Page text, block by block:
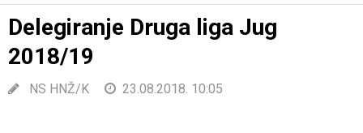
Delegiranje Druga liga Jug
2018/19
NS HNŽ/K 23.08.2018. 10:05